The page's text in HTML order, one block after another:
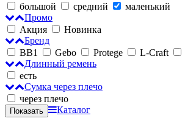
большой
средний
маленький
Промо
Акция
Новинка
Бренд
BB1
Gebo Protege L-Craft
Длинный ремень
есть
Сумка через плечо
через плечо
Каталог